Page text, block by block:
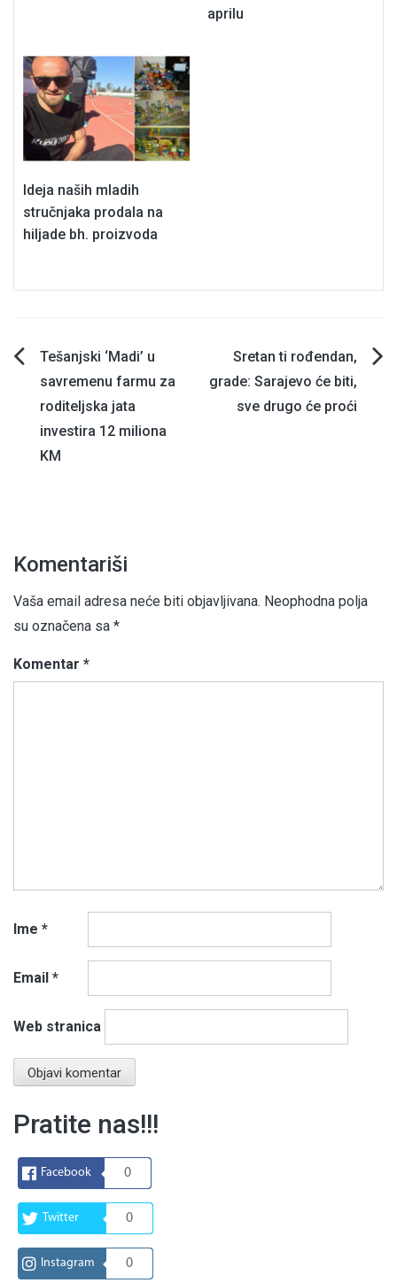
aprilu
Ideja naših mladih
stručnjaka prodala na
hiljade bh. proizvoda
Navigacija
članaka
Tešanjski ‘Madi’ u
savremenu farmu za
roditeljska jata
investira 12 miliona
KM
Sretan ti rođendan,
grade: Sarajevo će biti,
sve drugo će proći
Komentariši
Vaša email adresa neće biti objavljivana. Neophodna polja
su označena sa *
Komentar *
Ime *
Email *
Web stranica
Pratite nas!!!
Facebook 0
Twitter 0
Instagram 0